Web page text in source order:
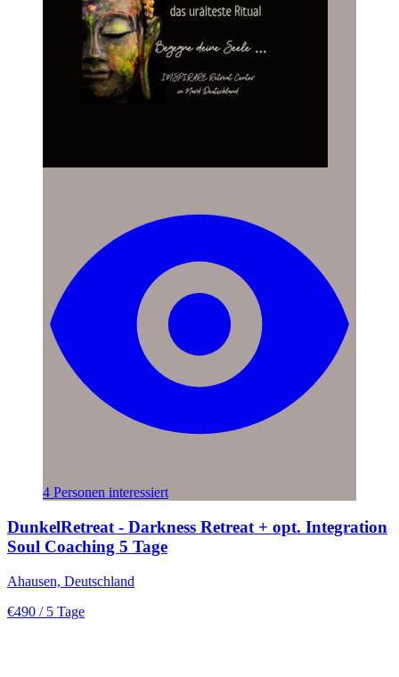
4 Personen interessiert
DunkelRetreat - Darkness Retreat + opt. Integration
Soul Coaching 5 Tage
Ahausen, Deutschland
€490 / 5 Tage